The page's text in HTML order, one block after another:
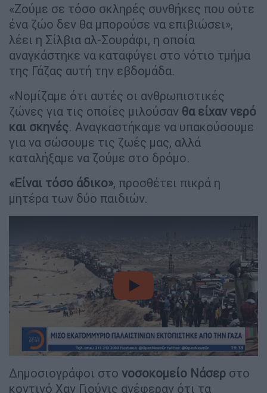
«Ζούμε σε τόσο σκληρές συνθήκες που ούτε
ένα ζώο δεν θα μπορούσε να επιβιώσει»,
λέει η Σίλβια αλ-Σουράφι, η οποία
αναγκάστηκε να καταφύγει στο νότιο τμήμα
της Γάζας αυτή την εβδομάδα.
«Νομίζαμε ότι αυτές οι ανθρωπιστικές
ζώνες για τις οποίες μιλούσαν θα είχαν νερό
και σκηνές. Αναγκαστήκαμε να υπακούσουμε
για να σώσουμε τις ζωές μας, αλλά
καταλήξαμε να ζούμε στο δρόμο.
«Είναι τόσο άδικο», προσθέτει πικρά η
μητέρα των δύο παιδιών.
video
Δημοσιογράφοι στο νοσοκομείο Νάσερ στο
κοντινό Χαν Γιούνις ανέφεραν ότι τα